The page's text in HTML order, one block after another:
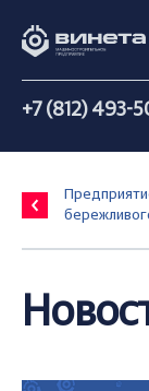
+7 (812) 493-